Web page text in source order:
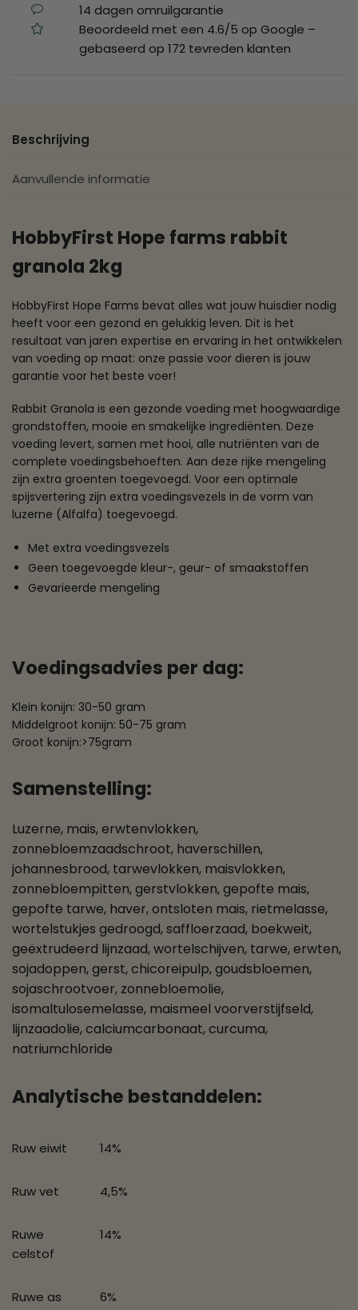
14 dagen omruilgarantie
Beoordeeld met een 4.6/5 op Google –
gebaseerd op 172 tevreden klanten
Beschrijving
Aanvullende informatie
HobbyFirst Hope farms rabbit
granola 2kg
HobbyFirst Hope Farms bevat alles wat jouw huisdier nodig
heeft voor een gezond en gelukkig leven. Dit is het
resultaat van jaren expertise en ervaring in het ontwikkelen
van voeding op maat: onze passie voor dieren is jouw
garantie voor het beste voer!
Rabbit Granola is een gezonde voeding met hoogwaardige
grondstoffen, mooie en smakelijke ingrediënten. Deze
voeding levert, samen met hooi, alle nutriënten van de
complete voedingsbehoeften. Aan deze rijke mengeling
zijn extra groenten toegevoegd. Voor een optimale
spijsvertering zijn extra voedingsvezels in de vorm van
luzerne (Alfalfa) toegevoegd.
Met extra voedingsvezels
Geen toegevoegde kleur-, geur- of smaakstoffen
Gevarieerde mengeling
Voedingsadvies per dag:
Klein konijn: 30-50 gram
Middelgroot konijn: 50-75 gram
Groot konijn:>75gram
Samenstelling:
Luzerne, mais, erwtenvlokken,
zonnebloemzaadschroot, haverschillen,
johannesbrood, tarwevlokken, maisvlokken,
zonnebloempitten, gerstvlokken, gepofte mais,
gepofte tarwe, haver, ontsloten mais, rietmelasse,
wortelstukjes gedroogd, saffloerzaad, boekweit,
geëxtrudeerd lijnzaad, wortelschijven, tarwe, erwten,
sojadoppen, gerst, chicoreipulp, goudsbloemen,
sojaschrootvoer, zonnebloemolie,
isomaltulosemelasse, maismeel voorverstijfseld,
lijnzaadolie, calciumcarbonaat, curcuma,
natriumchloride
Analytische bestanddelen:
Ruw eiwit 14%
Ruw vet 4,5%
Ruwe
celstof
14%
Ruwe as 6%